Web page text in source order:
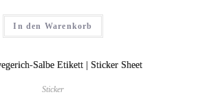
In den Warenkorb
Sticker